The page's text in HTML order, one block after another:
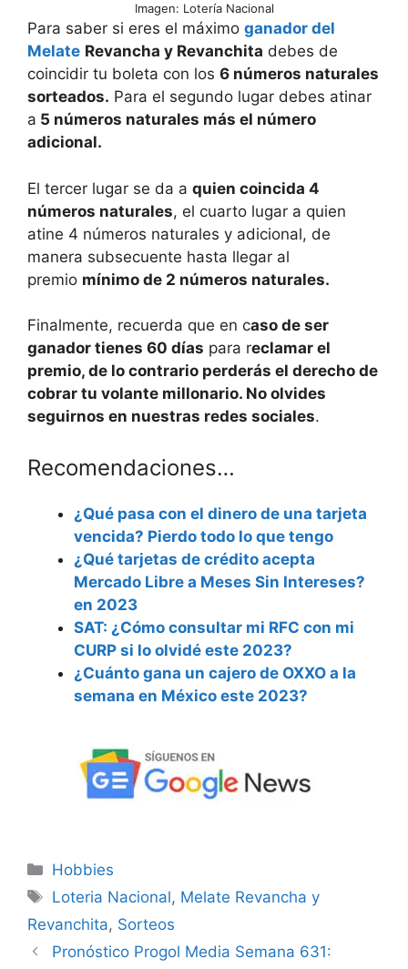
Imagen: Lotería Nacional
Para saber si eres el máximo ganador del
Melate Revancha y Revanchita debes de
coincidir tu boleta con los 6 números naturales
sorteados. Para el segundo lugar debes atinar
a 5 números naturales más el número
adicional.
El tercer lugar se da a quien coincida 4
números naturales, el cuarto lugar a quien
atine 4 números naturales y adicional, de
manera subsecuente hasta llegar al
premio mínimo de 2 números naturales.
Finalmente, recuerda que en caso de ser
ganador tienes 60 días para reclamar el
premio, de lo contrario perderás el derecho de
cobrar tu volante millonario. No olvides
seguirnos en nuestras redes sociales.
Recomendaciones…
¿Qué pasa con el dinero de una tarjeta
vencida? Pierdo todo lo que tengo
¿Qué tarjetas de crédito acepta
Mercado Libre a Meses Sin Intereses?
en 2023
SAT: ¿Cómo consultar mi RFC con mi
CURP si lo olvidé este 2023?
¿Cuánto gana un cajero de OXXO a la
semana en México este 2023?
Categorías
Hobbies
Etiquetas
Loteria Nacional, Melate Revancha y
Revanchita, Sorteos
Pronóstico Progol Media Semana 631: